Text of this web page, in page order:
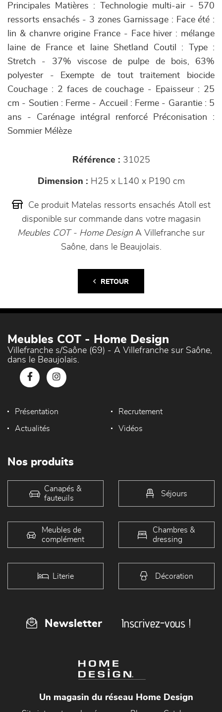
Principales Matières : Technologie multi-air - 570
ressorts ensachés - 3 zones Garnissage : Face été :
lin & chanvre origine France - Face hiver : mélange
laine de France et laine Shetland Coutil : Type :
Stretch - 37% viscose de pulpe de bois, 63%
polyester - Exempte de tout traitement biocide
Couchage : 2 faces de couchage - Epaisseur : 25
cm - Soutien : Ferme - Accueil : Ferme - Garantie : 5
ans - Carénage intégral renforcé Préconisation :
Sommier Mélèze
Référence : 31025
Dimension : H25 x L140 x P190 cm
Ce produit Matelas ressorts ensachés Atoll est
disponible sur commande dans votre magasin
Meubles COT - Home DesignA Villefranche sur
Saône, dans le Beaujolais.
RETOUR
Meubles COT - Home Design
Villefranche s/Saône (69) - A Villefranche sur Saône,
dans le Beaujolais.
Présentation Recrutement
Actualités Vidéos
Nos produits
Canapés &
fauteuils
Séjours
Meubles de
complément
Chambres &
dressing
Literie Décoration
Newsletter Inscrivez-vous !
Un magasin du réseau Home Design